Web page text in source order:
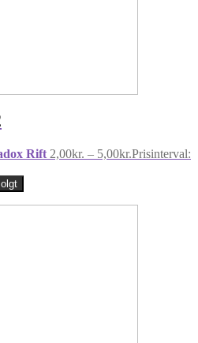
Rift 2,00kr. – 5,00kr.Prisinterval: